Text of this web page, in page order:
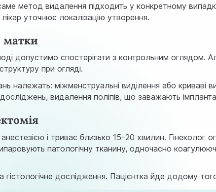
метод видалення підходить у конкретному
уточнює локалізацію утворення.
матки
допустимо спостерігати з контрольним
при огляді.
належать: міжменструальні виділення або криваві
видалення поліпів, що заважають
і триває близько 15–20 хвилин.
патологічну тканину, одночасно
гістологічне дослідження. Пацієнтка йде додому